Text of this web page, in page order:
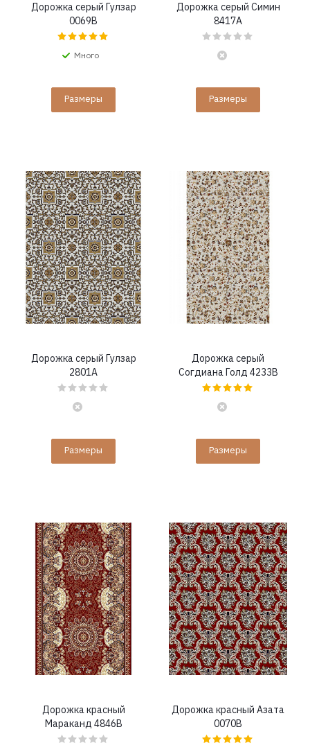
Дорожка серый Гулзар
0069B
Много
Размеры
Дорожка серый Симин
8417A
Размеры
Дорожка серый Гулзар
2801A
Размеры
Дорожка серый
Согдиана Голд 4233B
Размеры
Дорожка красный
Мараканд 4846B
Дорожка красный Азата
0070B